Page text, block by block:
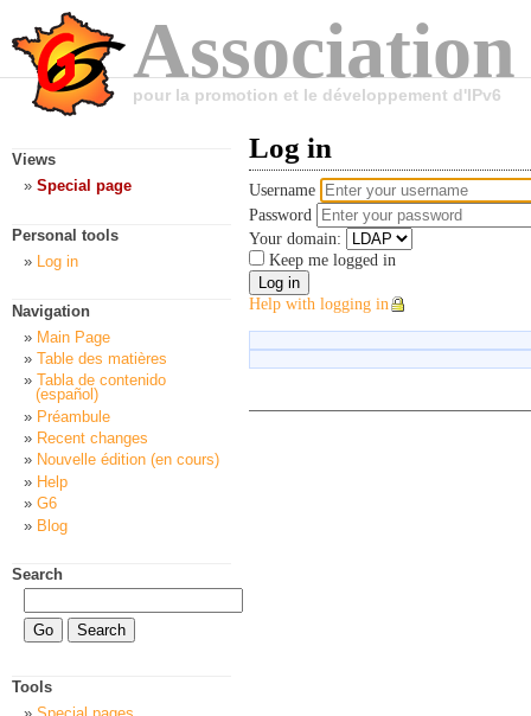
pour la promotion et le développement d'IPv6
Log in
Username
Password
Your domain:
Keep me logged in
Help with logging in
Views
Special page
Personal tools
Log in
Navigation
Main Page
Table des matières
Tabla de contenido
(español)
Préambule
Recent changes
Nouvelle édition (en cours)
Help
G6
Blog
Search
Tools